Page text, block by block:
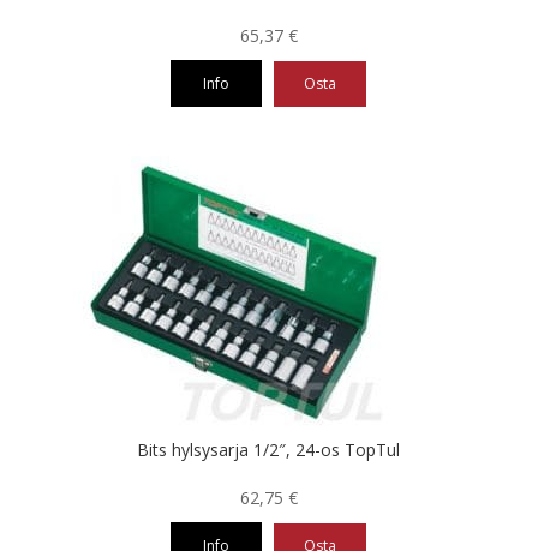
65,37 €
Info Osta
Bits hylsysarja 1/2″, 24-os TopTul
62,75 €
Info Osta